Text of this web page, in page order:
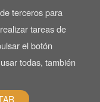
terceros para
tareas de
el botón
todas, también